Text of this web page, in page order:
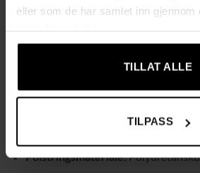
eller som de har samlet inn gjennom
TILLAT ALLE
TILPASS
monteringsanvisningene, og er klar til
gjør den til en permanent og stabil del
Polstringsmateriale: